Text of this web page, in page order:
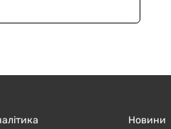
Новини